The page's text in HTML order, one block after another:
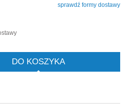
kosztów płatnościsprawdź formy dostawy
DO KOSZYKA